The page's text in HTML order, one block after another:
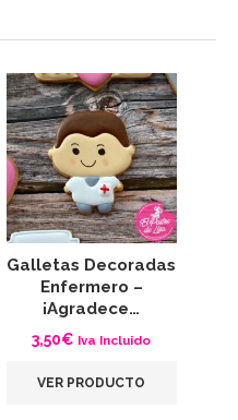
Galletas Decoradas
Enfermero –
¡Agradece…
3,50€ Iva Incluido
VER PRODUCTO